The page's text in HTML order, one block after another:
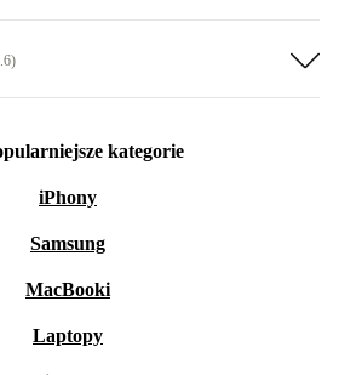
kategorie
iPhony
Samsung
MacBooki
Laptopy